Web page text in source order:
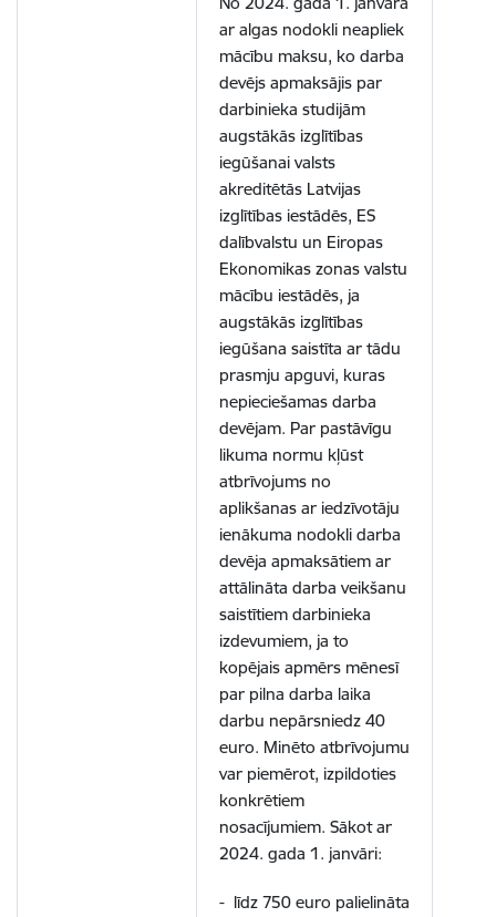
ar algas nodokli neapliek
mācību maksu, ko darba
devējs apmaksājis par
darbinieka studijām
augstākās izglītības
iegūšanai valsts
akreditētās Latvijas
izglītības iestādēs, ES
dalībvalstu un Eiropas
Ekonomikas zonas valstu
mācību iestādēs, ja
augstākās izglītības
iegūšana saistīta ar tādu
prasmju apguvi, kuras
nepieciešamas darba
devējam. Par pastāvīgu
likuma normu kļūst
atbrīvojums no
aplikšanas ar iedzīvotāju
ienākuma nodokli darba
devēja apmaksātiem ar
attālināta darba veikšanu
saistītiem darbinieka
izdevumiem, ja to
kopējais apmērs mēnesī
par pilna darba laika
darbu nepārsniedz 40
euro. Minēto atbrīvojumu
var piemērot, izpildoties
konkrētiem
nosacījumiem. Sākot ar
2024. gada 1. janvāri:
- līdz 750 euro palielināta